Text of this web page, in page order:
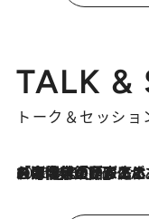
TALK &
トーク＆セッショ
2026.8.3
「今後値上げがあるとすれば…」「リスクがあるのは今年の冬」エネルギー専門家が語る、ホルムズ海峡封鎖が家庭にもたらす“ある心配”